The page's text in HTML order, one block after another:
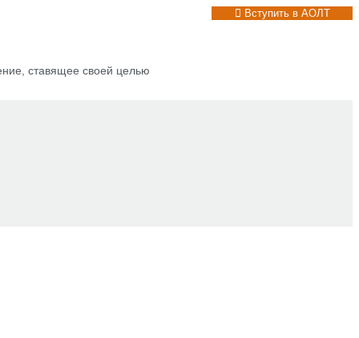
ставящее своей целью
Вступить в АОЛТ